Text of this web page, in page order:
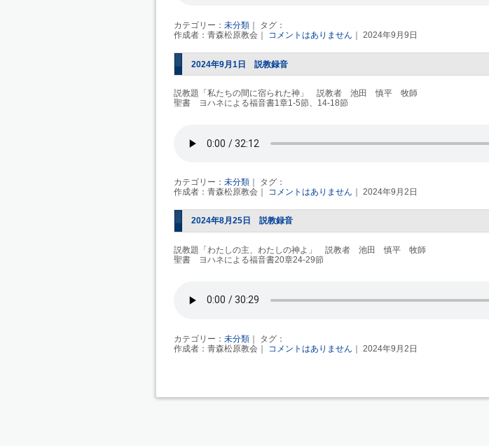
カテゴリー： 未分類 ｜ タグ：
作成者：青森松原教会｜ コメントはありません ｜ 2024年9月9日
2024年9月1日 説教録音
説教題「私たちの間に宿られた神」 説教者 池田 慎平 牧師
聖書 ヨハネによる福音書1章1-5節、14-18節
カテゴリー： 未分類 ｜ タグ：
作成者：青森松原教会｜ コメントはありません ｜ 2024年9月2日
2024年8月25日 説教録音
説教題「わたしの主、わたしの神よ」 説教者 池田 慎平 牧師
聖書 ヨハネによる福音書20章24-29節
カテゴリー： 未分類 ｜ タグ：
作成者：青森松原教会｜ コメントはありません ｜ 2024年9月2日